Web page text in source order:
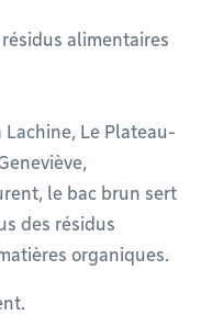
alimentaires
Le Plateau-
le bac brun sert
des résidus
organiques.